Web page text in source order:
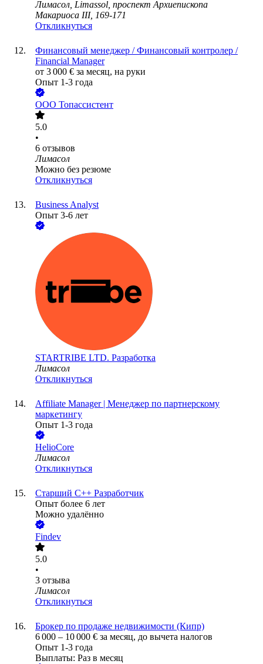
Лимасол, Limassol, проспект Архиепископа
Макариоса III, 169-171
Откликнуться
Финансовый менеджер / Финансовый контролер /
Financial Manager
от 3 000 € за месяц, на руки
Опыт 1-3 года
ООО Топассистент
5.0
•
6 отзывов
Лимасол
Можно без резюме
Откликнуться
Business Analyst
Опыт 3-6 лет
STARTRIBE LTD. Разработка
Лимасол
Откликнуться
Affiliate Manager | Менеджер по партнерскому
маркетингу
Опыт 1-3 года
HelioCore
Лимасол
Откликнуться
Старший С++ Разработчик
Опыт более 6 лет
Можно удалённо
Findev
5.0
•
3 отзыва
Лимасол
Откликнуться
Брокер по продаже недвижимости (Кипр)
6 000 – 10 000 € за месяц, до вычета налогов
Опыт 1-3 года
Выплаты: Раз в месяц